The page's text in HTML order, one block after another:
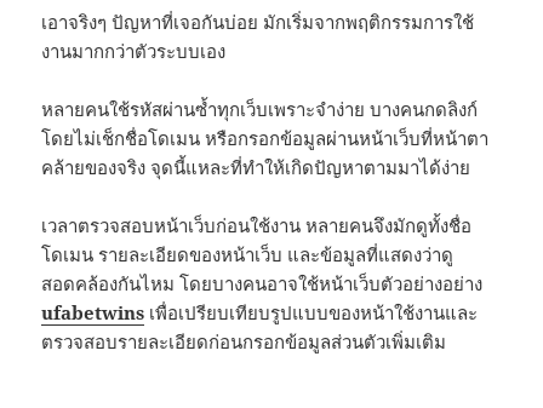
เอาจริงๆ ปัญหาที่เจอกันบ่อย มักเริ่มจากพฤติกรรมการใช้
งานมากกว่าตัวระบบเอง
หลายคนใช้รหัสผ่านซ้ำทุกเว็บเพราะจำง่าย บางคนกดลิงก์
โดยไม่เช็กชื่อโดเมน หรือกรอกข้อมูลผ่านหน้าเว็บที่หน้าตา
คล้ายของจริง จุดนี้แหละที่ทำให้เกิดปัญหาตามมาได้ง่าย
เวลาตรวจสอบหน้าเว็บก่อนใช้งาน หลายคนจึงมักดูทั้งชื่อ
โดเมน รายละเอียดของหน้าเว็บ และข้อมูลที่แสดงว่าดู
สอดคล้องกันไหม โดยบางคนอาจใช้หน้าเว็บตัวอย่างอย่าง
ufabetwins เพื่อเปรียบเทียบรูปแบบของหน้าใช้งานและ
ตรวจสอบรายละเอียดก่อนกรอกข้อมูลส่วนตัวเพิ่มเติม